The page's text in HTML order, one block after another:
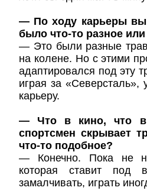
— По ходу карьеры вы
было что-то разное
— Это были разные
на колене. Но с этими
адаптировался под эту
играя за
карьеру.
— Что в кино, что в
спортсмен скрывает
что-то подобное?
— Конечно. Пока не
которая ставит под
замалчивать, играть